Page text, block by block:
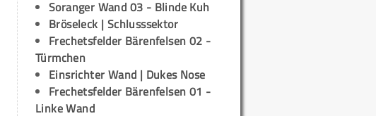
Soranger Wand 03 - Blinde Kuh
Bröseleck | Schlusssektor
Frechetsfelder Bärenfelsen 02 -
Türmchen
Einsrichter Wand | Dukes Nose
Frechetsfelder Bärenfelsen 01 -
Linke Wand